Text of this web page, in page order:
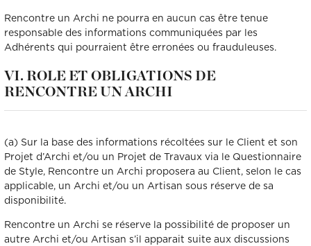
Rencontre un Archi ne pourra en aucun cas être tenue
responsable des informations communiquées par les
Adhérents qui pourraient être erronées ou frauduleuses.
VI. ROLE ET OBLIGATIONS DE
RENCONTRE UN ARCHI
(a) Sur la base des informations récoltées sur le Client et son
Projet d’Archi et/ou un Projet de Travaux via le Questionnaire
de Style, Rencontre un Archi proposera au Client, selon le cas
applicable, un Archi et/ou un Artisan sous réserve de sa
disponibilité.
Rencontre un Archi se réserve la possibilité de proposer un
autre Archi et/ou Artisan s’il apparait suite aux discussions